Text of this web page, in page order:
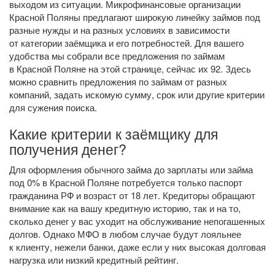
выходом из ситуации. Микрофинансовые организации
Красной Поляны предлагают широкую линейку займов под
разные нужды и на разных условиях в зависимости
от категории заёмщика и его потребностей. Для вашего
удобства мы собрали все предложения по займам
в Красной Поляне на этой странице, сейчас их 92. Здесь
можно сравнить предложения по займам от разных
компаний, задать искомую сумму, срок или другие критерии
для сужения поиска.
Какие критерии к заёмщику для
получения денег?
Для оформления обычного займа до зарплаты или займа
под 0% в Красной Поляне потребуется только паспорт
гражданина РФ и возраст от 18 лет. Кредиторы обращают
внимание как на вашу кредитную историю, так и на то,
сколько денег у вас уходит на обслуживание непогашенных
долгов. Однако МФО в любом случае будут лояльнее
к клиенту, нежели банки, даже если у них высокая долговая
нагрузка или низкий кредитный рейтинг.